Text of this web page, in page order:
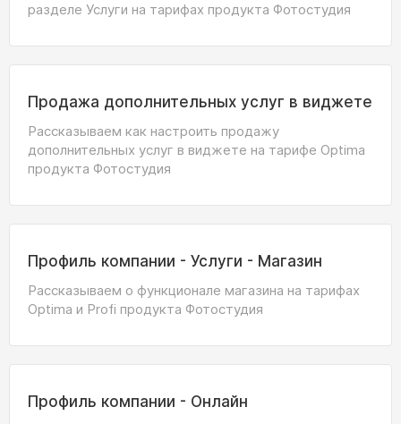
разделе Услуги на тарифах продукта Фотостудия
Продажа дополнительных услуг в виджете
Рассказываем как настроить продажу
дополнительных услуг в виджете на тарифе Optima
продукта Фотостудия
Профиль компании - Услуги - Магазин
Рассказываем о функционале магазина на тарифах
Optima и Profi продукта Фотостудия
Профиль компании - Онлайн